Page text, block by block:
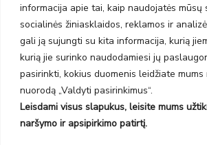
informacija apie tai, kaip naudojatės mūsų
socialinės žiniasklaidos, reklamos ir
gali ją sujungti su kita informacija, kurią
kurią jie surinko naudodamiesi jų
pasirinkti, kokius duomenis leidžiate
nuorodą „Valdyti pasirinkimus“.
Leisdami visus slapukus, leisite mums
naršymo ir apsipirkimo patirtį.
Prenumeruokite ir gaukite pasiūlymus,
leidimo kolekcijas.
SIŲSTI